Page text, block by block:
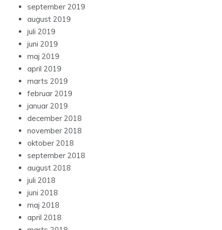
september 2019
august 2019
juli 2019
juni 2019
maj 2019
april 2019
marts 2019
februar 2019
januar 2019
december 2018
november 2018
oktober 2018
september 2018
august 2018
juli 2018
juni 2018
maj 2018
april 2018